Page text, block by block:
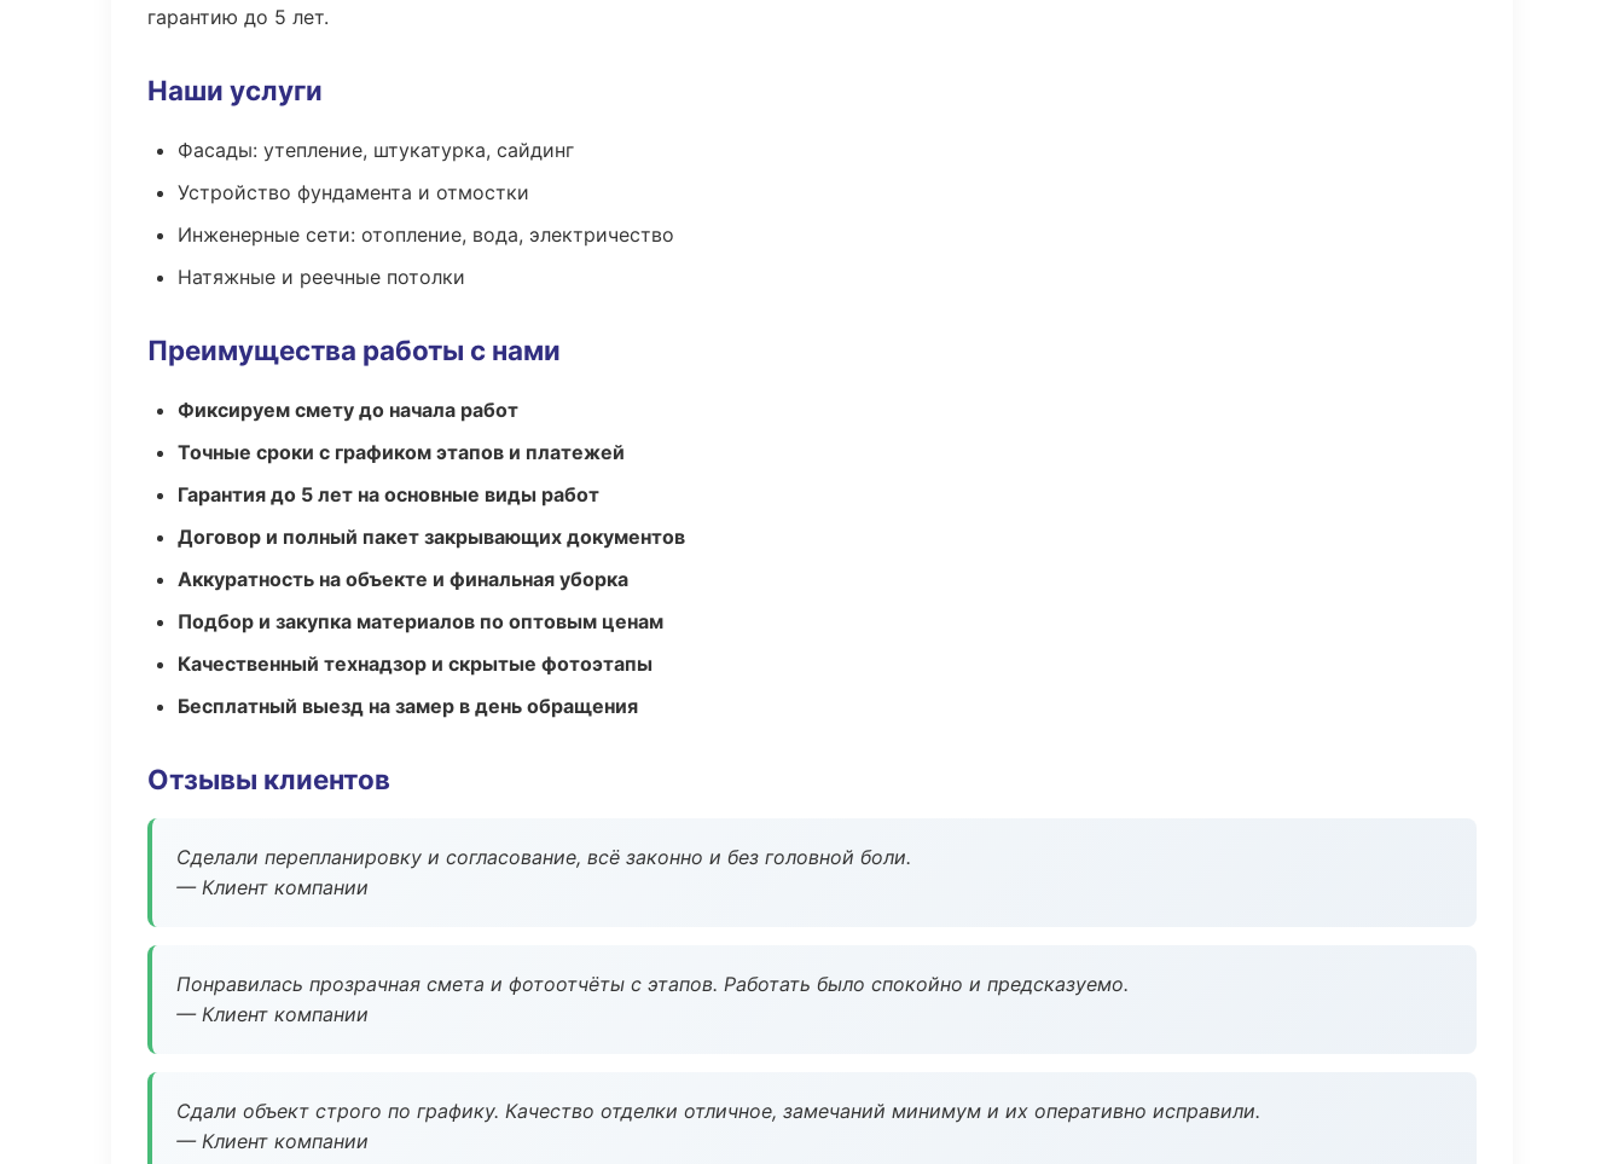
гарантию до 5 лет.
Наши услуги
Фасады: утепление, штукатурка, сайдинг
Устройство фундамента и отмостки
Инженерные сети: отопление, вода, электричество
Натяжные и реечные потолки
Преимущества работы с нами
Фиксируем смету до начала работ
Точные сроки с графиком этапов и платежей
Гарантия до 5 лет на основные виды работ
Договор и полный пакет закрывающих документов
Аккуратность на объекте и финальная уборка
Подбор и закупка материалов по оптовым ценам
Качественный технадзор и скрытые фотоэтапы
Бесплатный выезд на замер в день обращения
Отзывы клиентов
Сделали перепланировку и согласование, всё законно и без головной боли.
— Клиент компании
Понравилась прозрачная смета и фотоотчёты с этапов. Работать было спокойно и предсказуемо.
— Клиент компании
Сдали объект строго по графику. Качество отделки отличное, замечаний минимум и их оперативно исправили.
— Клиент компании